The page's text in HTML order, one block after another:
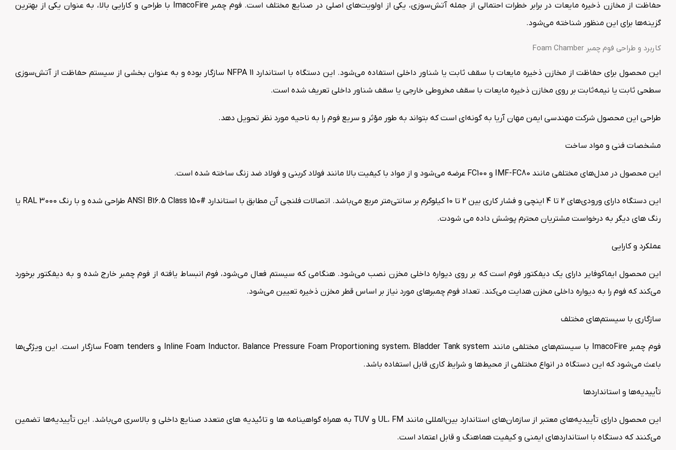
حفاظت از مخازن ذخیره مایعات در برابر خطرات احتمالی از جمله آتش‌سوزی، یکی از اولویت‌های اصلی در صنایع مختلف است. فوم چمبر ImacoFire با طراحی و کارایی بالا، به عنوان یکی از بهترین
گزینه‌ها برای این منظور شناخته می‌شود.
کاربرد و طراحی فوم چمبر Foam Chamber
این محصول برای حفاظت از مخازن ذخیره مایعات با سقف ثابت یا شناور داخلی استفاده می‌شود. این دستگاه با استاندارد NFPA 11 سازگار بوده و به عنوان بخشی از سیستم حفاظت از آتش‌سوزی
سطحی ثابت یا نیمه‌ثابت بر روی مخازن ذخیره مایعات با سقف مخروطی خارجی یا سقف شناور داخلی تعریف شده است.
طراحی این محصول شرکت مهندسی ایمن مهان آریا به گونه‌ای است که بتواند به طور مؤثر و سریع فوم را به ناحیه مورد نظر تحویل دهد.
مشخصات فنی و مواد ساخت
این محصول در مدل‌های مختلفی مانند IMF-FC80 و FC100 عرضه می‌شود و از مواد با کیفیت بالا مانند فولاد کربنی و فولاد ضد زنگ ساخته شده است.
این دستگاه دارای ورودی‌های 2 تا 4 اینچی و فشار کاری بین 2 تا 10 کیلوگرم بر سانتی‌متر مربع می‌باشد. اتصالات فلنجی آن مطابق با استاندارد ANSI B16.5 Class 150# طراحی شده و با رنگ RAL 3000 یا
رنگ های دیگر به درخواست مشتریان محترم پوشش داده می شودت.
عملکرد و کارایی
این محصول ایماکوفایر دارای یک دیفکتور فوم است که بر روی دیواره داخلی مخزن نصب می‌شود. هنگامی که سیستم فعال می‌شود، فوم انبساط یافته از فوم چمبر خارج شده و به دیفکتور برخورد
می‌کند که فوم را به دیواره داخلی مخزن هدایت می‌کند. تعداد فوم چمبرهای مورد نیاز بر اساس قطر مخزن ذخیره تعیین می‌شود.
سازگاری با سیستم‌های مختلف
فوم چمبر ImacoFire با سیستم‌های مختلفی مانند Inline Foam Inductor، Balance Pressure Foam Proportioning system، Bladder Tank system و Foam tenders سازگار است. این ویژگی‌ها
باعث می‌شود که این دستگاه در انواع مختلفی از محیط‌ها و شرایط کاری قابل استفاده باشد.
تأییدیه‌ها و استانداردها
این محصول دارای تأییدیه‌های معتبر از سازمان‌های استاندارد بین‌المللی مانند UL، FM و TUV به همراه گواهینامه ها و تائیدیه های متعدد صنایع داخلی و بالاسری می‌باشد. این تأییدیه‌ها تضمین
می‌کنند که دستگاه با استانداردهای ایمنی و کیفیت هماهنگ و قابل اعتماد است.